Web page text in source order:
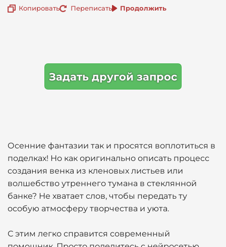
Копировать Переписать Продолжить
Задать другой запрос
Осенние фантазии так и просятся воплотиться в
поделках! Но как оригинально описать процесс
создания венка из кленовых листьев или
волшебство утреннего тумана в стеклянной
банке? Не хватает слов, чтобы передать ту
особую атмосферу творчества и уюта.
С этим легко справится современный